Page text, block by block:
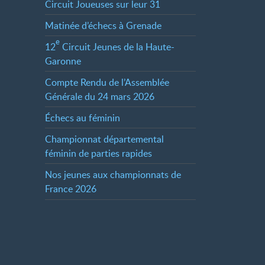
Circuit Joueuses sur leur 31
Matinée d’échecs à Grenade
12e Circuit Jeunes de la Haute-
Garonne
Compte Rendu de l’Assemblée
Générale du 24 mars 2026
Échecs au féminin
Championnat départemental
féminin de parties rapides
Nos jeunes aux championnats de
France 2026